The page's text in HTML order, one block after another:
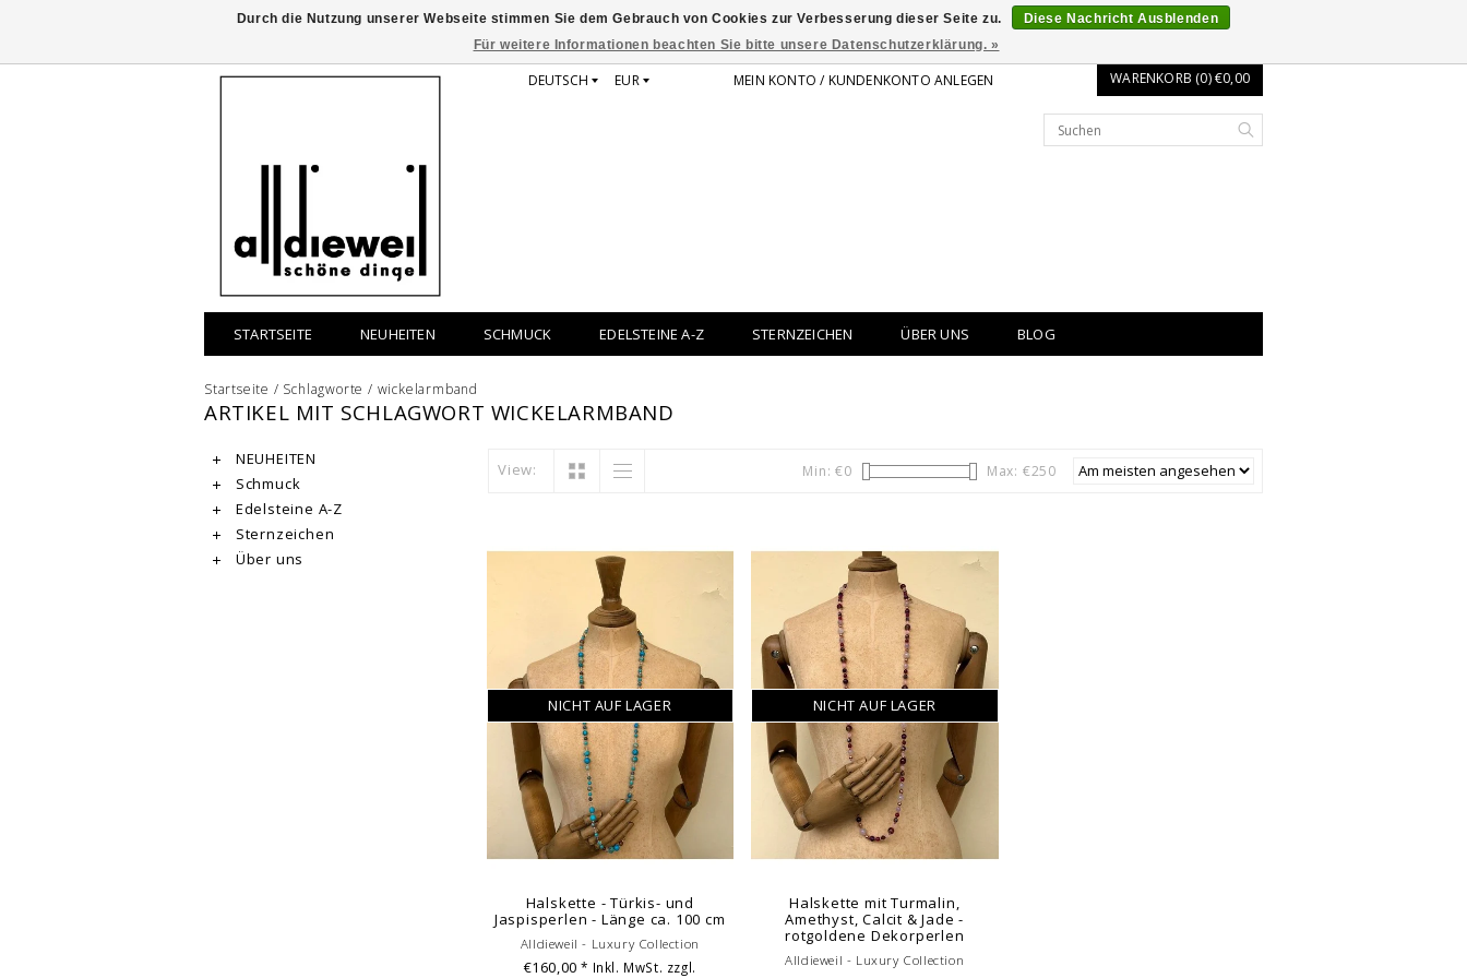
DEUTSCH EUR MEIN KONTO / KUNDENKONTO ANLEGEN WARENKORB (0) €0,00
STARTSEITE NEUHEITEN SCHMUCK EDELSTEINE A-Z STERNZEICHEN ÜBER UNS BLOG
Startseite / Schlagworte / wickelarmband
ARTIKEL MIT SCHLAGWORT WICKELARMBAND
NEUHEITEN
Schmuck
Edelsteine A-Z
Sternzeichen
Über uns
View: Min: €0 Max: €250
NICHT AUF LAGER
Halskette - Türkis- und
Jaspisperlen - Länge ca. 100 cm
Alldieweil - Luxury Collection
€160,00* Inkl. MwSt. zzgl.
NICHT AUF LAGER
Halskette mit Turmalin,
Amethyst, Calcit & Jade -
rotgoldene Dekorperlen
Alldieweil - Luxury Collection
Durch die Nutzung unserer Webseite stimmen Sie dem Gebrauch von Cookies zur Verbesserung dieser Seite zu.
Diese Nachricht Ausblenden
Für weitere Informationen beachten Sie bitte unsere Datenschutzerklärung. »